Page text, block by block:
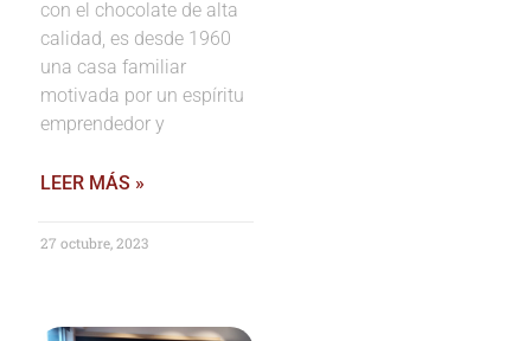
con el chocolate de alta
calidad, es desde 1960
una casa familiar
motivada por un espíritu
emprendedor y
LEER MÁS »
27 octubre, 2023